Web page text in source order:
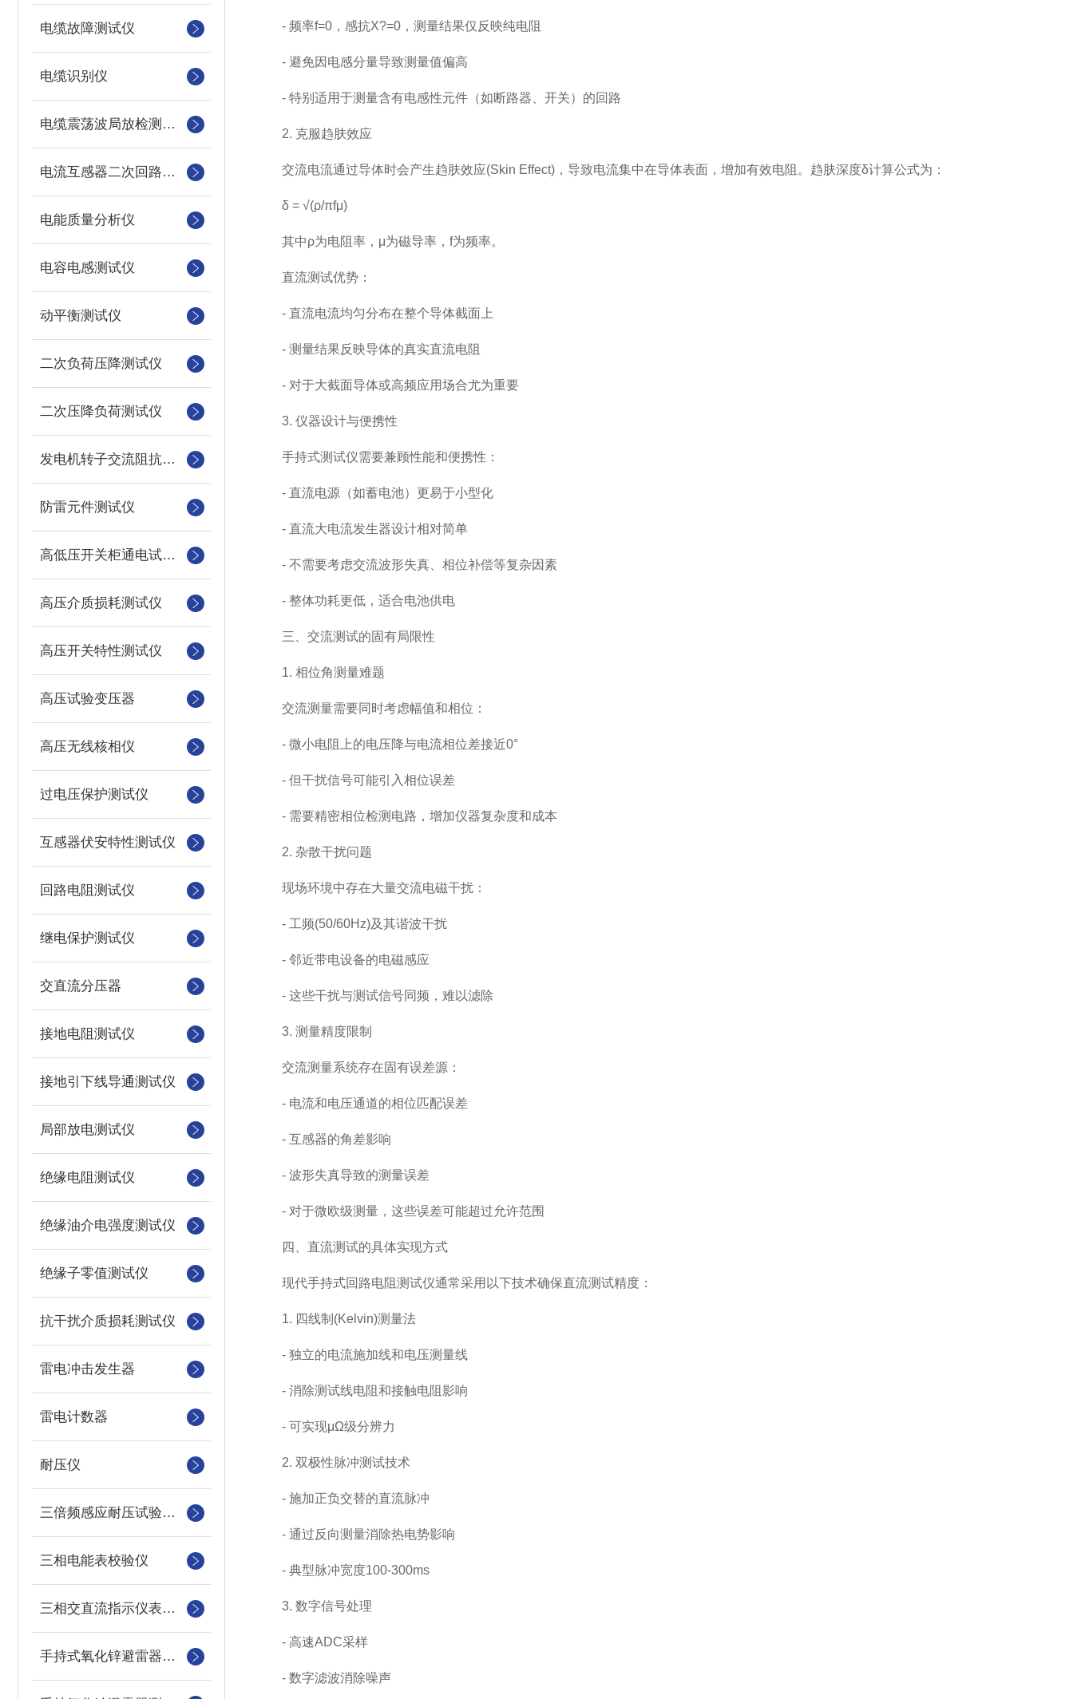
电缆故障测试仪
电缆识别仪
电缆震荡波局放检测装置
电流互感器二次回路测试仪
电能质量分析仪
电容电感测试仪
动平衡测试仪
二次负荷压降测试仪
二次压降负荷测试仪
发电机转子交流阻抗测试仪
防雷元件测试仪
高低压开关柜通电试验台
高压介质损耗测试仪
高压开关特性测试仪
高压试验变压器
高压无线核相仪
过电压保护测试仪
互感器伏安特性测试仪
回路电阻测试仪
继电保护测试仪
交直流分压器
接地电阻测试仪
接地引下线导通测试仪
局部放电测试仪
绝缘电阻测试仪
绝缘油介电强度测试仪
绝缘子零值测试仪
抗干扰介质损耗测试仪
雷电冲击发生器
雷电计数器
耐压仪
三倍频感应耐压试验装置
三相电能表校验仪
三相交直流指示仪表装置
手持式氧化锌避雷器测试仪
- 频率f=0，感抗X?=0，测量结果仅反映纯电阻
- 避免因电感分量导致测量值偏高
- 特别适用于测量含有电感性元件（如断路器、开关）的回路
2. 克服趋肤效应
交流电流通过导体时会产生趋肤效应(Skin Effect)，导致电流集中在导体表面，增加有效电阻。趋肤深度δ计算公式为：
δ = √(ρ/πfμ)
其中ρ为电阻率，μ为磁导率，f为频率。
直流测试优势：
- 直流电流均匀分布在整个导体截面上
- 测量结果反映导体的真实直流电阻
- 对于大截面导体或高频应用场合尤为重要
3. 仪器设计与便携性
手持式测试仪需要兼顾性能和便携性：
- 直流电源（如蓄电池）更易于小型化
- 直流大电流发生器设计相对简单
- 不需要考虑交流波形失真、相位补偿等复杂因素
- 整体功耗更低，适合电池供电
三、交流测试的固有局限性
1. 相位角测量难题
交流测量需要同时考虑幅值和相位：
- 微小电阻上的电压降与电流相位差接近0°
- 但干扰信号可能引入相位误差
- 需要精密相位检测电路，增加仪器复杂度和成本
2. 杂散干扰问题
现场环境中存在大量交流电磁干扰：
- 工频(50/60Hz)及其谐波干扰
- 邻近带电设备的电磁感应
- 这些干扰与测试信号同频，难以滤除
3. 测量精度限制
交流测量系统存在固有误差源：
- 电流和电压通道的相位匹配误差
- 互感器的角差影响
- 波形失真导致的测量误差
- 对于微欧级测量，这些误差可能超过允许范围
四、直流测试的具体实现方式
现代手持式回路电阻测试仪通常采用以下技术确保直流测试精度：
1. 四线制(Kelvin)测量法
- 独立的电流施加线和电压测量线
- 消除测试线电阻和接触电阻影响
- 可实现μΩ级分辨力
2. 双极性脉冲测试技术
- 施加正负交替的直流脉冲
- 通过反向测量消除热电势影响
- 典型脉冲宽度100-300ms
3. 数字信号处理
- 高速ADC采样
- 数字滤波消除噪声